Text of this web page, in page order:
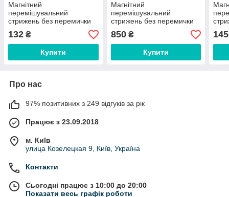
Магнітний
перемішувальний
стрижень без перемички
7х30
132 ₴
Купити
Магнітний
перемішувальний
стрижень без перемички
16х100
850₴
Купити
9х35
145
Про нас
97% позитивних з 249 відгуків за рік
Працює з 23.09.2018
м. Київ
улица Козелецкая 9, Київ, Україна
Контакти
Сьогодні працює з 10:00 до 20:00
Показати весь графік роботи